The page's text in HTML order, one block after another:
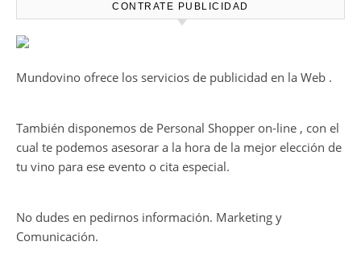
CONTRATE PUBLICIDAD
Mundovino ofrece los servicios de publicidad en la Web .
También disponemos de Personal Shopper on-line , con el
cual te podemos asesorar a la hora de la mejor elección de
tu vino para ese evento o cita especial.
No dudes en pedirnos información. Marketing y
Comunicación.